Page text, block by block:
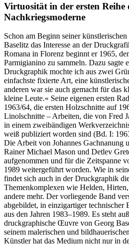
Virtuosität in der ersten Reihe
Nachkriegsmoderne
Schon am Beginn seiner künstlerischen
Baselitz das Interesse an der
Romana in Florenz beginnt er 1965,
Parmigianino zu sammeln. Dazu sagte
Druckgraphik mochte ich aus zwei
einfachste fixierte Art, eine
anderen war sie auch gemacht für das
kleine Leute.« Seine eigenen ersten
1963/64, die ersten Holzschnitte auf
Linolschnitte – Arbeiten, die von Fred
in einem zweibändigen
weiß publiziert worden sind (Bd. I:
Die ­Arbeit von Johannes Gachnanung
Rainer Michael Mason und Detlev
aufgenommen und für die Zeitspanne
1989 weitergeführt worden. Wie in
findet sich auch in der Druckgraphik
Themenkomplexen wie Helden, Hirten,
andere mehr. Der vorliegende Band
abgebildet, in einzigartiger technischer
aus den Jahren 1983–1989. Es steht
druckgraphische Œuvre von Georg
seinem malerischen und
Künstler hat das Medium nicht nur in